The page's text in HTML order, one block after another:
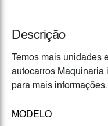
Descrição
Temos mais unidades
autocarros Maquinaria
para mais
MODELO